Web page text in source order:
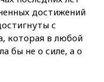
достижений
с
которая в любой
бы не о силе, а о